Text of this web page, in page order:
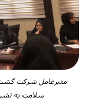
مدیرعامل شرکت گشت
سلامت به